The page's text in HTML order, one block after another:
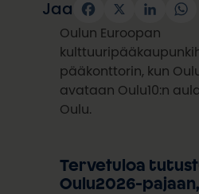
Jaa Facebook
X
Oulun Euroopan
pääkonttorin, kun
avataan Oulu10:n
Oulu.
Tervetuloa
Oulu2026-